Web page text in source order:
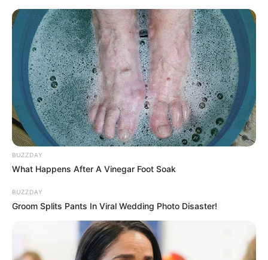
HOME
INSPIRASI
STYLE
FILM &
SERIES
NGAKAK
QUOTES
HYPE
MORE
BUZZDAY
What Happens After A Vinegar Foot Soak
BUZZDAY
Groom Splits Pants In Viral Wedding Photo Disaster!